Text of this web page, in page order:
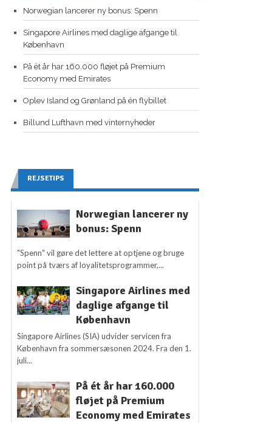
Norwegian lancerer ny bonus: Spenn
Singapore Airlines med daglige afgange til
København
På ét år har 160.000 fløjet på Premium
Economy med Emirates
Oplev Island og Grønland på én flybillet
Billund Lufthavn med vinternyheder
REJSETIPS
Norwegian lancerer ny
bonus: Spenn
"Spenn" vil gøre det lettere at optjene og bruge
point på tværs af loyalitetsprogrammer,...
Singapore Airlines med
daglige afgange til
København
Singapore Airlines (SIA) udvider servicen fra
København fra sommersæsonen 2024. Fra den 1.
juli...
På ét år har 160.000
fløjet på Premium
Economy med Emirates